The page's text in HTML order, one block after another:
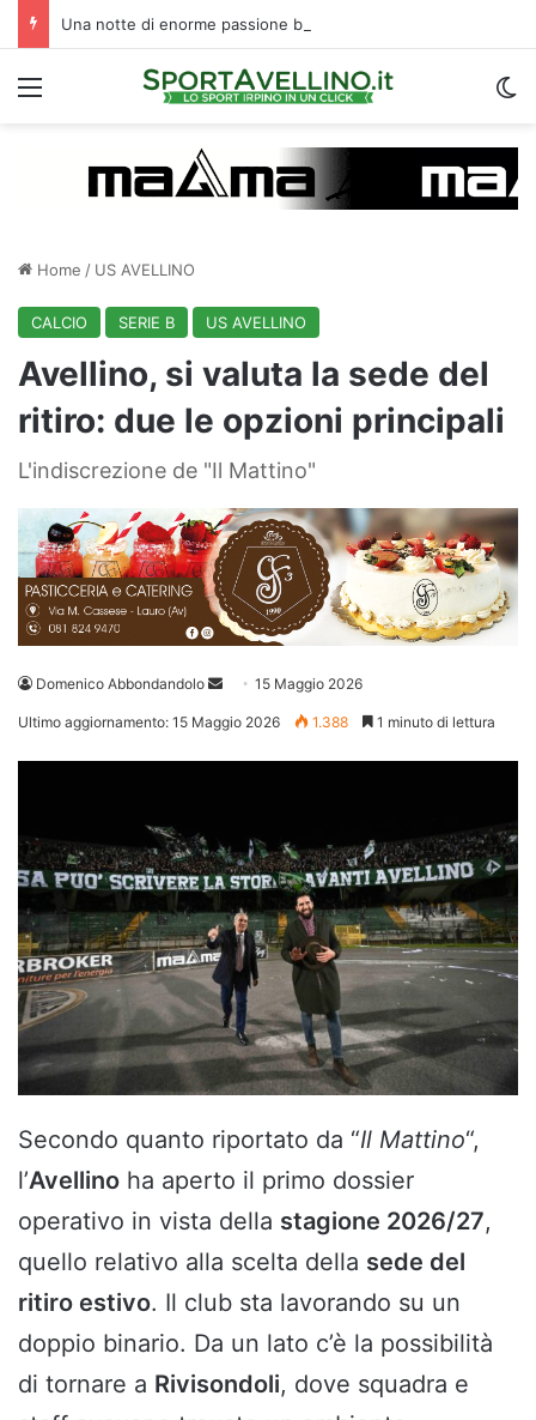
Menu
Home / US AVELLINO
CALCIO SERIE B US AVELLINO
Avellino, si valuta la sede del
ritiro: due le opzioni principali
L'indiscrezione de "Il Mattino"
Domenico Abbondandolo
Invia 15 Maggio 2026
Ultimo aggiornamento: 15 Maggio 2026 1.388 1 minuto di lettura
Secondo quanto riportato da “Il Mattino“,
l’Avellino ha aperto il primo dossier
operativo in vista della stagione 2026/27,
quello relativo alla scelta della sede del
ritiro estivo. Il club sta lavorando su un
doppio binario. Da un lato c’è la possibilità
di tornare a Rivisondoli, dove squadra e